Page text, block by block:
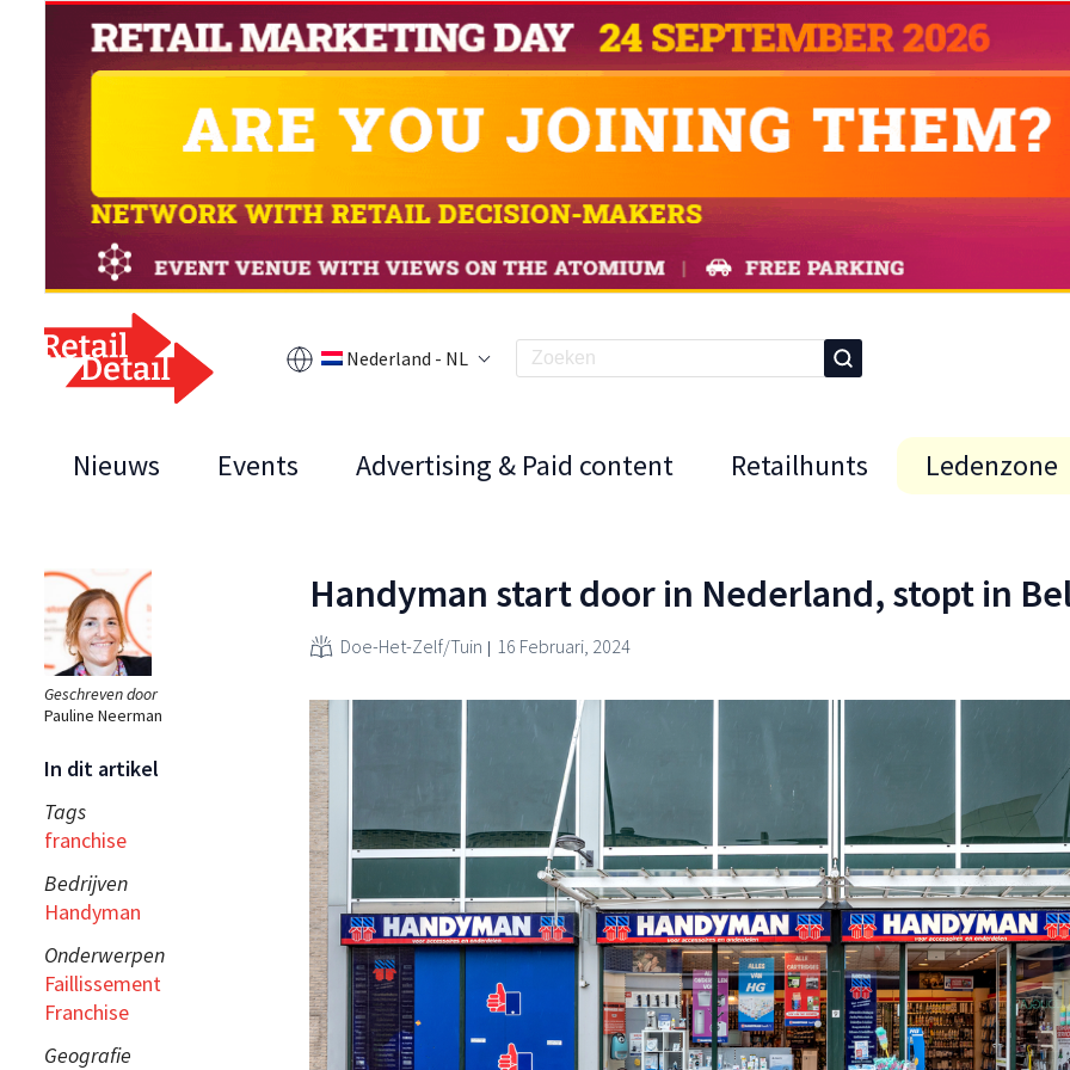
Nederland - NL
Nieuws Events Advertising & Paid content Retailhunts Ledenzone
Geschreven door
Pauline Neerman
In dit artikel
Tags
franchise
Bedrijven
Handyman
Onderwerpen
Faillissement
Franchise
Geografie
Handyman start door in Nederland, stopt in
Doe-Het-Zelf/Tuin 16 Februari, 2024